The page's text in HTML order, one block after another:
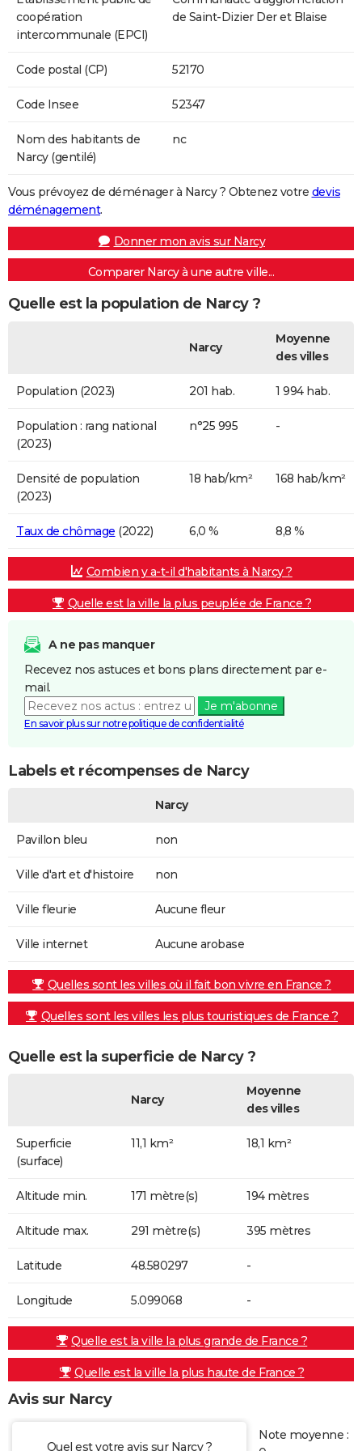
coopération
intercommunale (EPCI)
de Saint-Dizier Der et Blaise
Code postal (CP) 52170
Code Insee 52347
Nom des habitants de
Narcy (gentilé)
nc
Vous prévoyez de déménager à Narcy ? Obtenez votre devis
déménagement.
Donner mon avis sur Narcy
Comparer Narcy à une autre ville...
Quelle est la population de Narcy ?
Narcy
Moyenne
des villes
Population (2023) 201 hab. 1 994 hab.
Population : rang national
(2023)
n°25 995 -
Densité de population
(2023)
18 hab/km² 168 hab/km²
Taux de chômage (2022) 6,0 % 8,8 %
Combien y a-t-il d'habitants à Narcy ?
Quelle est la ville la plus peuplée de France ?
A ne pas manquer
Recevez nos astuces et bons plans directement par e-
mail.
Je m'abonne
En savoir plus sur notre politique de confidentialité
Labels et récompenses de Narcy
Narcy
Pavillon bleu non
Ville d'art et d'histoire non
Ville fleurie Aucune fleur
Ville internet Aucune arobase
Quelles sont les villes où il fait bon vivre en France ?
Quelles sont les villes les plus touristiques de France ?
Quelle est la superficie de Narcy ?
Narcy
Moyenne
des villes
Superficie
(surface)
11,1 km² 18,1 km²
Altitude min. 171 mètre(s) 194 mètres
Altitude max. 291 mètre(s) 395 mètres
Latitude 48.580297 -
Longitude 5.099068 -
Quelle est la ville la plus grande de France ?
Quelle est la ville la plus haute de France ?
Avis sur Narcy
Quel est votre avis sur Narcy ?
Note moyenne :